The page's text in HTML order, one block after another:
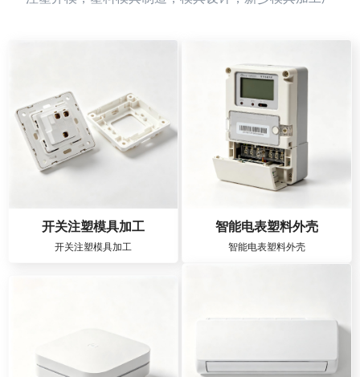
开关注塑模具加工
开关注塑模具加工
智能电表塑料外壳
智能电表塑料外壳